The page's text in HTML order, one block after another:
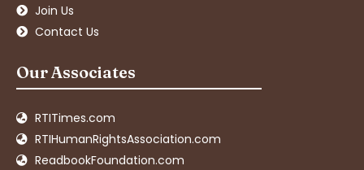
Join Us
Contact Us
Our Associates
RTITimes.com
RTIHumanRightsAssociation.com
ReadbookFoundation.com